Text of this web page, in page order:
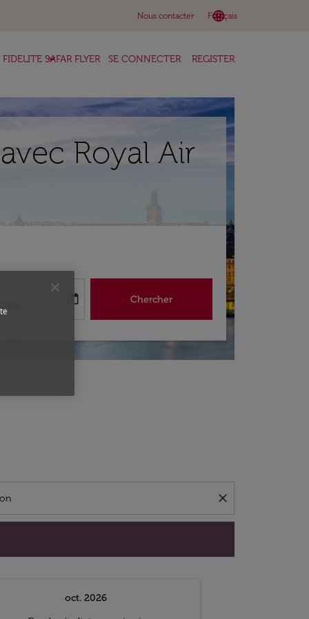
Nous contacter language
Français
keyboard_arrow_down
FIDELITE SAFAR FLYER
keyboard_arrow_down SE CONNECTER REGISTER
Royal Air
return-date-aria-label
today Chercher
close
oct. 2026